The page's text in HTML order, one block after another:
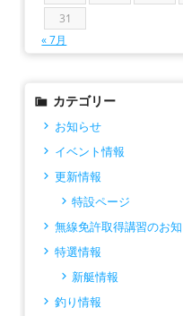
31
« 7月
カテゴリー
お知らせ
イベント情報
更新情報
特設ページ
無線免許取得講習のお
特選情報
新艇情報
釣り情報